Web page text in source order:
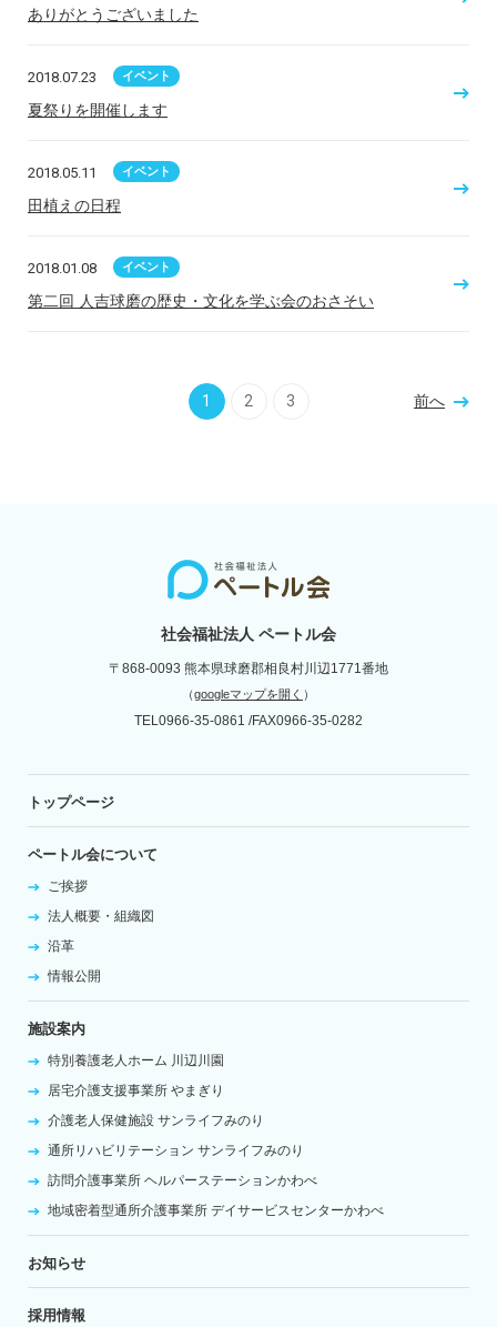
ありがとうございました
2018.07.23 イベント
夏祭りを開催します
2018.05.11 イベント
田植えの日程
2018.01.08 イベント
第二回 人吉球磨の歴史・文化を学ぶ会のおさそい
1 2 3 前へ
社会福祉法人 ペートル会
〒868-0093 熊本県球磨郡相良村川辺1771番地
（googleマップを開く ）
TEL0966-35-0861 FAX0966-35-0282
トップページ
ペートル会について
ご挨拶
法人概要・組織図
沿革
情報公開
施設案内
特別養護老人ホーム 川辺川園
居宅介護支援事業所 やまぎり
介護老人保健施設 サンライフみのり
通所リハビリテーション サンライフみのり
訪問介護事業所 ヘルパーステーションかわべ
地域密着型通所介護事業所 デイサービスセンターかわべ
お知らせ
採用情報